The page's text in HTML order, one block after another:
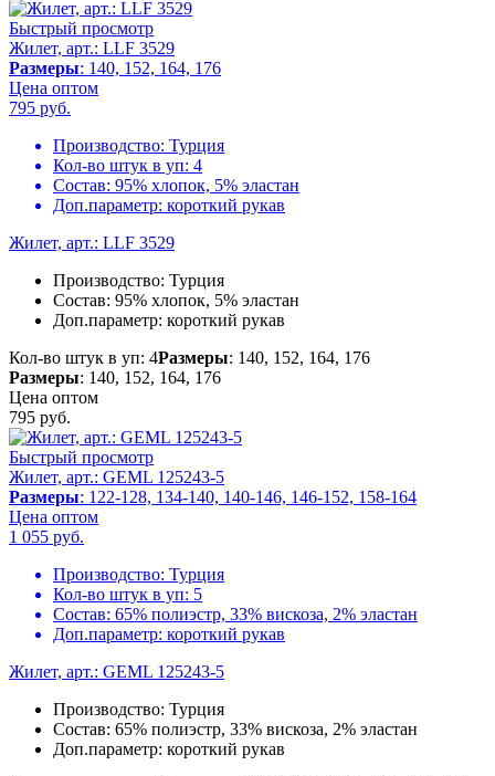
Быстрый просмотр
Жилет, арт.: LLF 3529
Размеры: 140, 152, 164, 176
Цена оптом
795 руб.
Производство: Турция
Кол-во штук в уп: 4
Состав: 95% хлопок, 5% эластан
Доп.параметр: короткий рукав
Жилет, арт.: LLF 3529
Производство: Турция
Состав: 95% хлопок, 5% эластан
Доп.параметр: короткий рукав
Кол-во штук в уп: 4Размеры: 140, 152, 164, 176
Размеры: 140, 152, 164, 176
Цена оптом
795 руб.
Быстрый просмотр
Жилет, арт.: GEML 125243-5
Размеры: 122-128, 134-140, 140-146, 146-152, 158-164
Цена оптом
1 055 руб.
Производство: Турция
Кол-во штук в уп: 5
Состав: 65% полиэстр, 33% вискоза, 2% эластан
Доп.параметр: короткий рукав
Жилет, арт.: GEML 125243-5
Производство: Турция
Состав: 65% полиэстр, 33% вискоза, 2% эластан
Доп.параметр: короткий рукав